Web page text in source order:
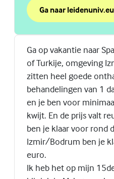
Ga naar
over Challenge
(Externe link)
Ga op vakantie naar
of Turkije, omgeving
zitten heel goede
behandelingen van 1
en je ben voor
kwijt. En de prijs valt
ben je klaar voor rond
Izmir/Bodrum ben je
euro.
Ik heb het op mijn